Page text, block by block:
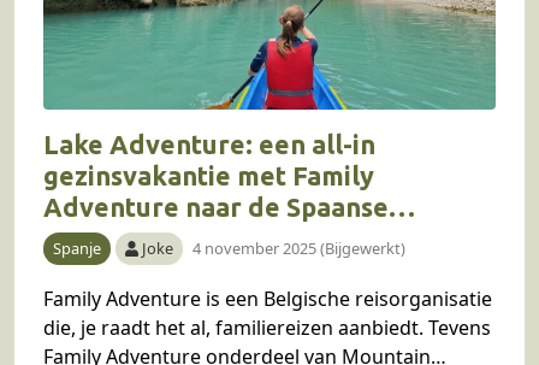
Lake Adventure: een all-in
gezinsvakantie met Family
Adventure naar de Spaanse
Pyreneeën
Spanje Joke 4 november 2025 (Bijgewerkt)
Family Adventure is een Belgische reisorganisatie
die, je raadt het al, familiereizen aanbiedt. Tevens
Family Adventure onderdeel van Mountain